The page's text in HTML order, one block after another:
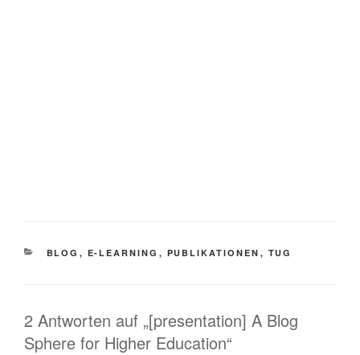
KATEGORIEN
BLOG , E-LEARNING , PUBLIKATIONEN , TUG
2 Antworten auf „[presentation] A Blog
Sphere for Higher Education“